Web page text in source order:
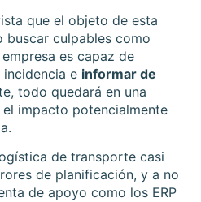
que el objeto de esta
buscar culpables como
es capaz de
e informar de
todo quedará en una
impacto potencialmente
de transporte casi
de planificación, y a no
de apoyo como los ERP